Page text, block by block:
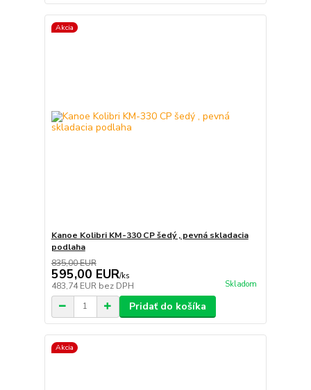
Akcia
Kanoe Kolibri KM-330 CP šedý , pevná skladacia
podlaha
835,00 EUR
595,00 EUR/ks
483,74 EUR bez DPH Skladom
Pridať do košíka
Akcia